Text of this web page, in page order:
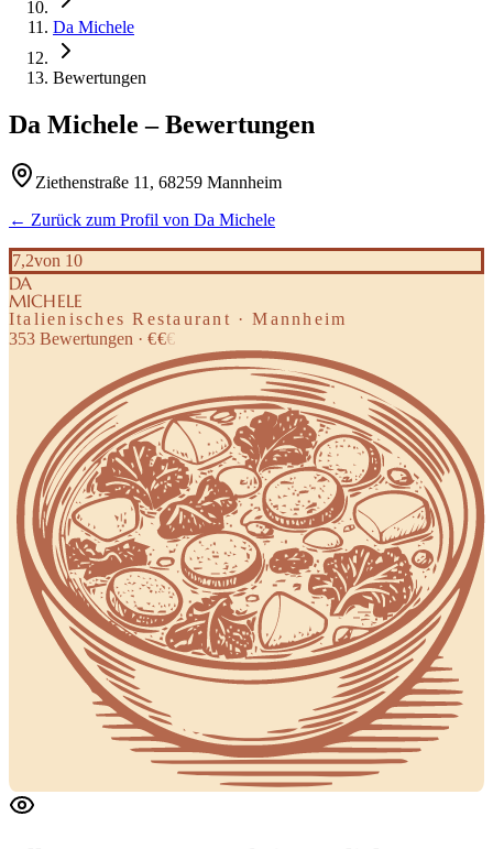
Da Michele
Bewertungen
Da Michele – Bewertungen
Ziethenstraße 11, 68259 Mannheim
← Zurück zum Profil von Da Michele
7,2von 10
DA
MICHELE
Italienisches Restaurant · Mannheim
353 Bewertungen · €€€